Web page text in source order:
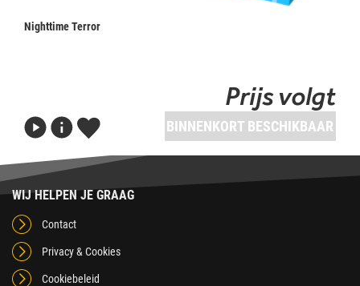
Nighttime Terror
Prijs volgt
BINNENKORT BESCHIKBAAR
WIJ HELPEN JE GRAAG
Contact
Privacy & Cookies
Cookiebeleid